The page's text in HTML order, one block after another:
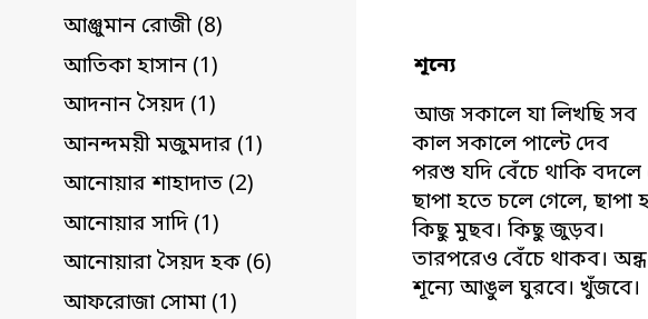
আঞ্জুমান রোজী (8)
আতিকা হাসান (1)
আদনান সৈয়দ (1)
আনন্দময়ী মজুমদার (1)
আনোয়ার শাহাদাত (2)
আনোয়ার সাদি (1)
আনোয়ারা সৈয়দ হক (6)
আফরোজা সোমা (1)
শূন্যে
আজ সকালে যা লিখছি সব
কাল সকালে পাল্টে দেব
পরশু যদি বেঁচে থাকি বদলে
ছাপা হতে চলে গেলে, ছাপা
কিছু মুছব। কিছু জুড়ব।
তারপরেও বেঁচে থাকব।
শূন্যে আঙুল ঘুরবে। খুঁজবে।